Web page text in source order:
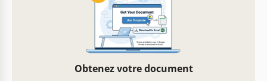
Obtenez votre document